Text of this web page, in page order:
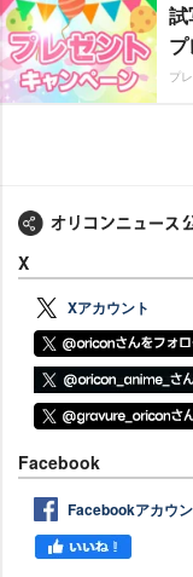
試
プ
プ
X
Xアカウント
Facebook
Facebookアカウ